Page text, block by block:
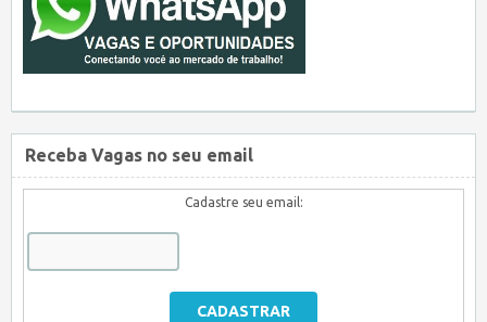
Receba Vagas no seu email
Cadastre seu email: